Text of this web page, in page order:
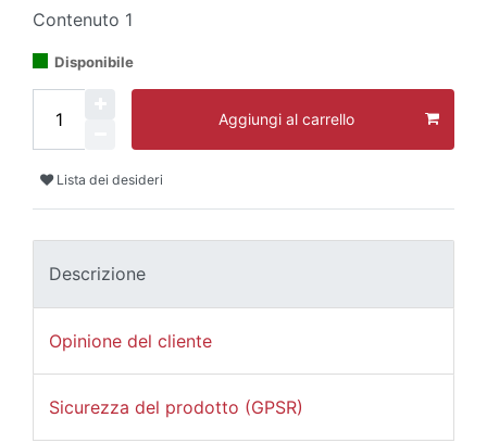
Contenuto 1
Disponibile
Aggiungi al carrello
Lista dei desideri
Descrizione
Opinione del cliente
Sicurezza del prodotto (GPSR)